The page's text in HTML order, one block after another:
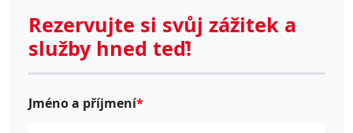
Rezervujte si svůj zážitek a
služby hned teď!
Jméno a příjmení